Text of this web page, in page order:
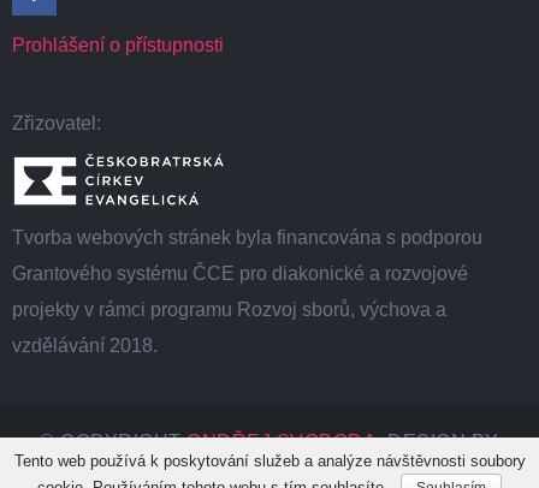
Prohlášení o přístupnosti
Zřizovatel:
Tvorba webových stránek byla financována s podporou
Grantového systému ČCE pro diakonické a rozvojové
projekty v rámci programu Rozvoj sborů, výchova a
vzdělávání 2018.
© COPYRIGHTONDŘEJ SVOBODA. DESIGN BY
NINZIO. VŠECHNA PRÁVA VYHRAZENA.
Tento web používá k poskytování služeb a analýze návštěvnosti soubory